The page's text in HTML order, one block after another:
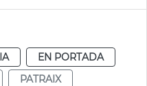
EN PORTADA
PATRAIX